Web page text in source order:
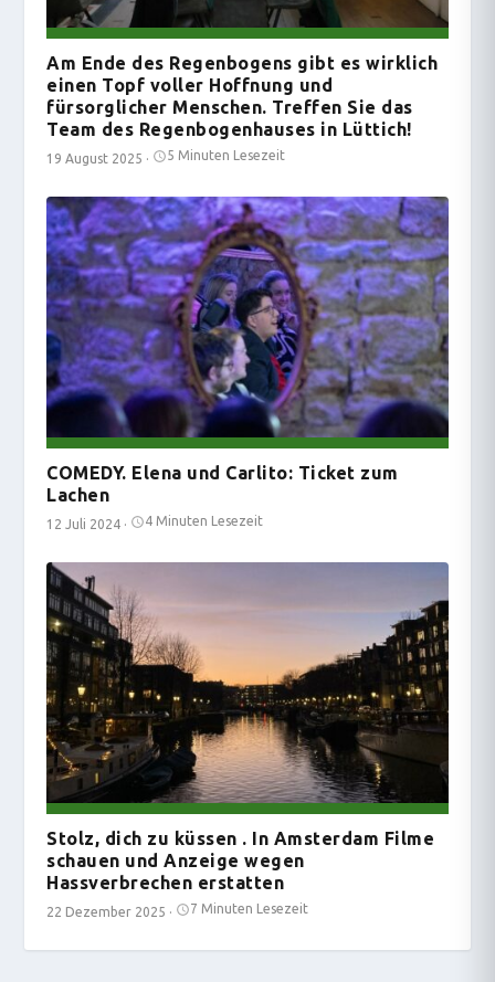
Am Ende des Regenbogens gibt es wirklich
einen Topf voller Hoffnung und
fürsorglicher Menschen. Treffen Sie das
Team des Regenbogenhauses in Lüttich!
19 August 2025 · 5 Minuten Lesezeit
COMEDY. Elena und Carlito: Ticket zum
Lachen
12 Juli 2024 · 4 Minuten Lesezeit
Stolz, dich zu küssen . In Amsterdam Filme
schauen und Anzeige wegen
Hassverbrechen erstatten
22 Dezember 2025 · 7 Minuten Lesezeit